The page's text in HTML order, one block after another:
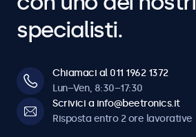
specialisti.
Chiamaci al 011 1962 1372
Lun–Ven, 8:30–17:30
Scrivici a info@beetronics.it
Risposta entro 2 ore lavorative